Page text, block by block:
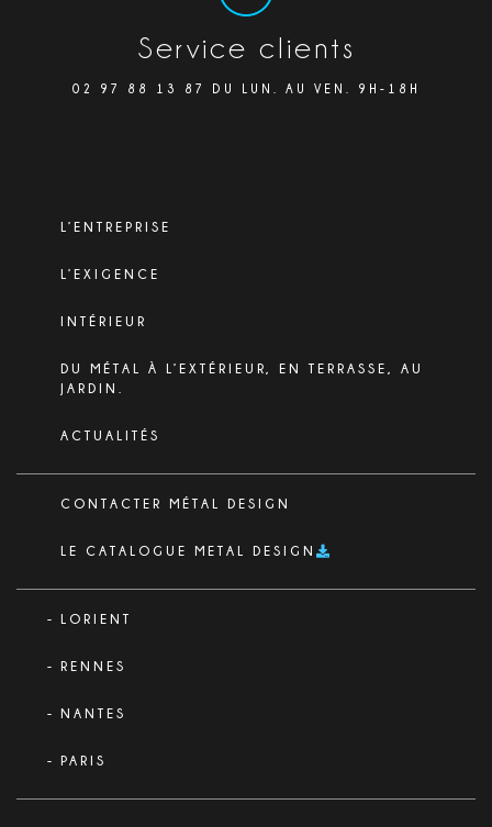
Service clients
02 97 88 13 87 DU LUN. AU VEN. 9H-18H
L’ENTREPRISE
L’EXIGENCE
INTÉRIEUR
DU MÉTAL À L’EXTÉRIEUR, EN TERRASSE, AU
JARDIN.
ACTUALITÉS
CONTACTER MÉTAL DESIGN
LE CATALOGUE METAL DESIGN
LORIENT
RENNES
NANTES
PARIS